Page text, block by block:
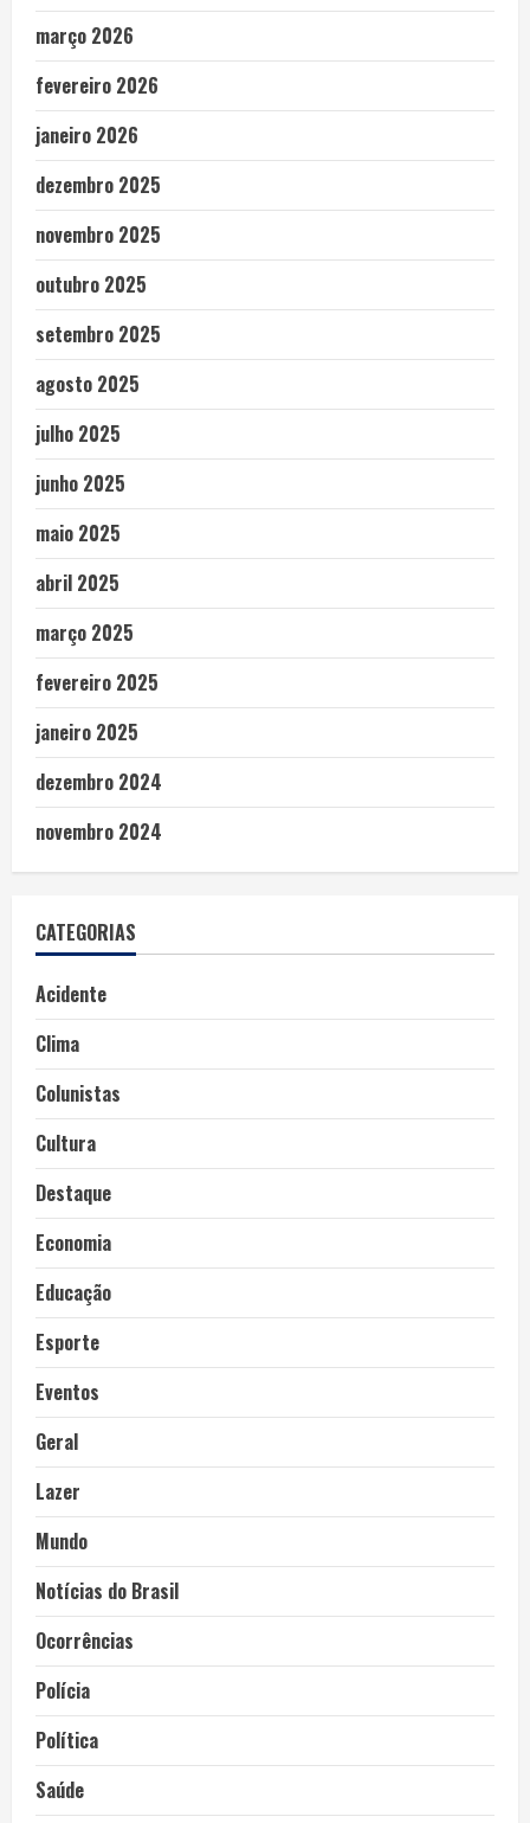
março 2026
fevereiro 2026
janeiro 2026
dezembro 2025
novembro 2025
outubro 2025
setembro 2025
agosto 2025
julho 2025
junho 2025
maio 2025
abril 2025
março 2025
fevereiro 2025
janeiro 2025
dezembro 2024
novembro 2024
CATEGORIAS
Acidente
Clima
Colunistas
Cultura
Destaque
Economia
Educação
Esporte
Eventos
Geral
Lazer
Mundo
Notícias do Brasil
Ocorrências
Polícia
Política
Saúde